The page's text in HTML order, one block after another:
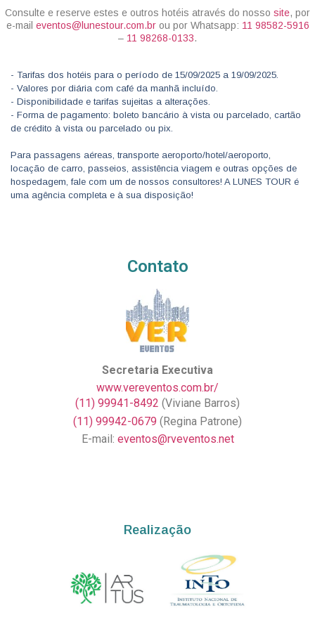
Consulte e reserve estes e outros hotéis através do nosso site, por
e-mail eventos@lunestour.com.brou por Whatsapp: 11 98582-5916
– 11 98268-0133.
- Tarifas dos hotéis para o período de 15/09/2025 a 19/09/2025.
- Valores por diária com café da manhã incluído.
- Disponibilidade e tarifas sujeitas a alterações.
- Forma de pagamento: boleto bancário à vista ou parcelado, cartão
de crédito à vista ou parcelado ou pix.
Para passagens aéreas, transporte aeroporto/hotel/aeroporto,
locação de carro, passeios, assistência viagem e outras opções de
hospedagem, fale com um de nossos consultores! A LUNES TOUR é
uma agência completa e à sua disposição!
Contato
Secretaria Executiva
www.vereventos.com.br/
(11) 99941-8492 (Viviane Barros)
(11) 99942-0679 (Regina Patrone)
E-mail: eventos@rveventos.net
Realização